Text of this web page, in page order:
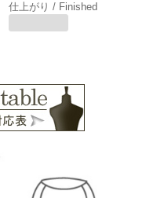
仕上がり / Finished